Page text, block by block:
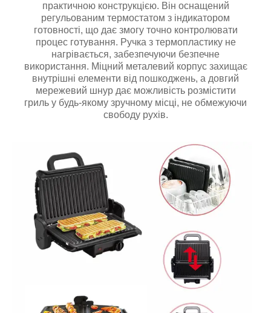
практичною конструкцією. Він оснащений
регульованим термостатом з індикатором
готовності, що дає змогу точно контролювати
процес готування. Ручка з термопластику не
нагрівається, забезпечуючи безпечне
використання. Міцний металевий корпус захищає
внутрішні елементи від пошкоджень, а довгий
мережевий шнур дає можливість розмістити
гриль у будь-якому зручному місці, не обмежуючи
свободу рухів.